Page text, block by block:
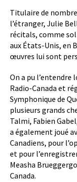
Body
Titulaire de
l’étranger, Julie
récitals, comme
aux États-Unis, en
œuvres lui sont
On a pu l’entendre
Radio-Canada et
Symphonique de
plusieurs grands
Talmi, Fabien
a également joué
Canadiens, pour
et pour
Measha
Canada.